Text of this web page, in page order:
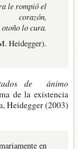
le rompió el
corazón,
lo cura.
Heidegger).
de ánimo
de la exis­ten­cia
Hei­deg­ger (2003)
en